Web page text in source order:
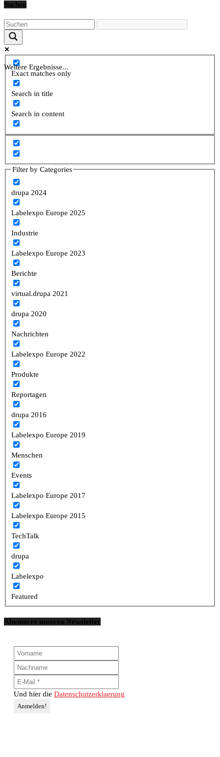
Suchen
Weitere Ergebnisse...
Exact matches only
Search in title
Search in content
Filter by Categories
drupa 2024
Labelexpo Europe 2025
Industrie
Labelexpo Europe 2023
Berichte
virtual.drupa 2021
drupa 2020
Nachrichten
Labelexpo Europe 2022
Produkte
Reportagen
drupa 2016
Labelexpo Europe 2019
Menschen
Events
Labelexpo Europe 2017
Labelexpo Europe 2015
TechTalk
drupa
Labelexpo
Featured
Abonniere unseren Newsletter
Und hier die Datenschutzerklaerung